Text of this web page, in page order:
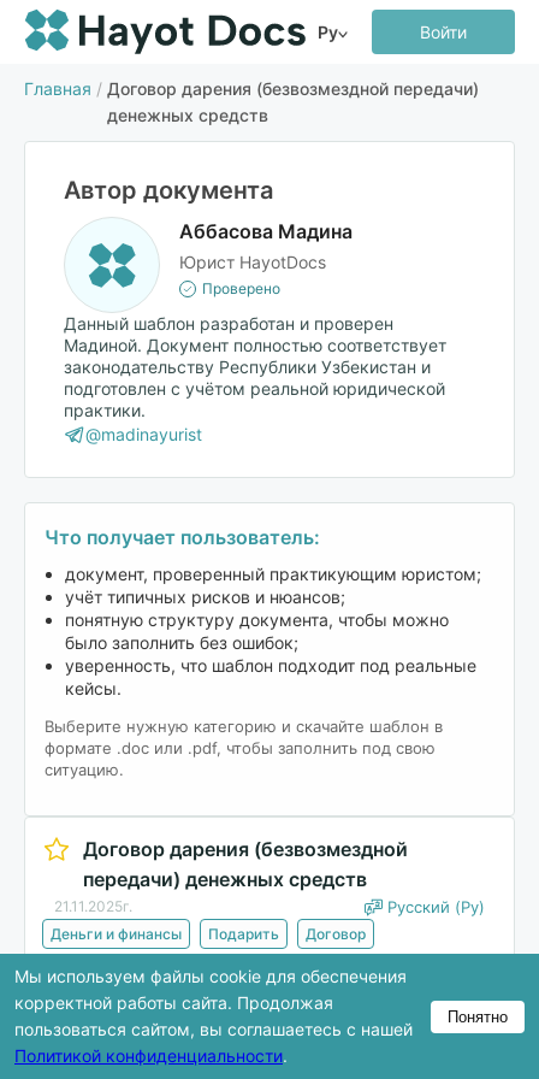
Ру Войти
Главная / Договор дарения (безвозмездной передачи)
денежных средств
Автор документа
Аббасова Мадина
Юрист HayotDocs
Проверено
Данный шаблон разработан и проверен
Мадиной. Документ полностью соответствует
законодательству Республики Узбекистан и
подготовлен с учётом реальной юридической
практики.
@madinayurist
Что получает пользователь:
документ, проверенный практикующим юристом;
учёт типичных рисков и нюансов;
понятную структуру документа, чтобы можно
было заполнить без ошибок;
уверенность, что шаблон подходит под реальные
кейсы.
Выберите нужную категорию и скачайте шаблон в
формате .doc или .pdf, чтобы заполнить под свою
ситуацию.
Договор дарения (безвозмездной
передачи) денежных средств
21.11.2025г. Русский (Ру)
Деньги и финансы Подарить Договор
Скачать
Мы используем файлы cookie для обеспечения
корректной работы сайта. Продолжая
пользоваться сайтом, вы соглашаетесь с нашей
Политикой конфиденциальности.
Понятно